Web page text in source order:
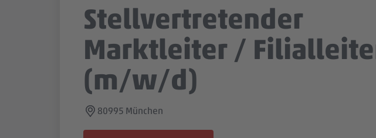
Stellvertretender
Marktleiter /
(m/w/d)
80995 München